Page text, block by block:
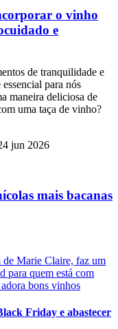
o vinho
e
de tranquilidade e
para nós
maneira deliciosa de
uma taça de vinho?
jun 2026
mais bacanas
Marie Claire, faz um
para quem está com
bons vinhos
Friday e abastecer